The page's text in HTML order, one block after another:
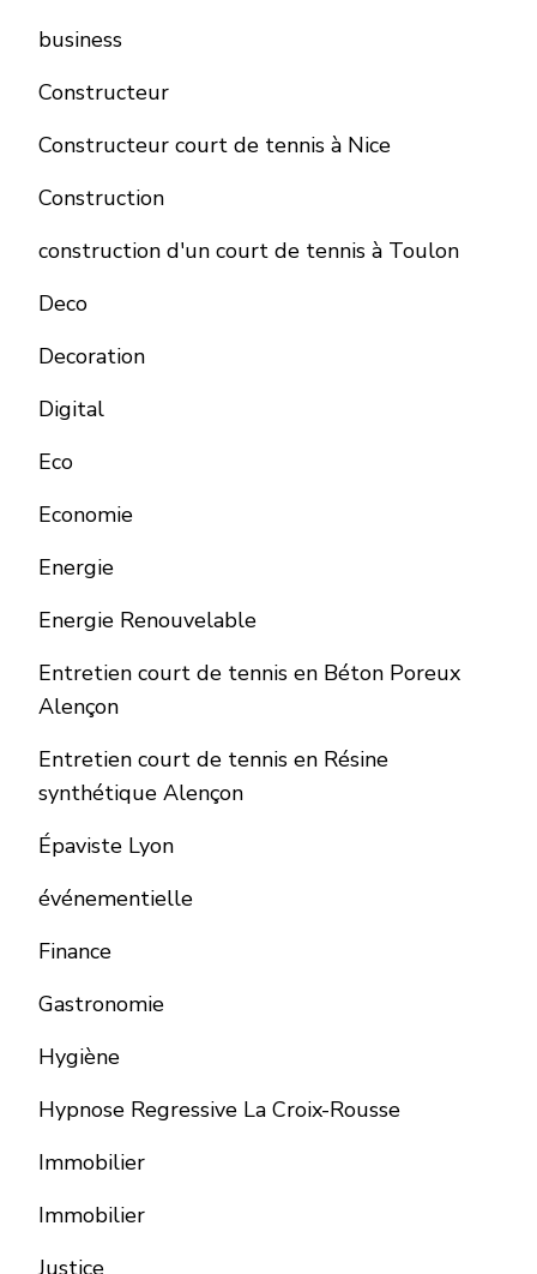
business
Constructeur
Constructeur court de tennis à Nice
Construction
construction d'un court de tennis à Toulon
Deco
Decoration
Digital
Eco
Economie
Energie
Energie Renouvelable
Entretien court de tennis en Béton Poreux
Alençon
Entretien court de tennis en Résine
synthétique Alençon
Épaviste Lyon
événementielle
Finance
Gastronomie
Hygiène
Hypnose Regressive La Croix-Rousse
Immobilier
Immobilier